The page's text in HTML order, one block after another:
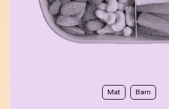
Mat Barn